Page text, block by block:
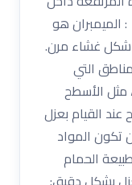
: الميمبران هو
شكل غشاء مرن.
التي
مثل الأسطح
القيام بعزل
تكون المواد
الحمام